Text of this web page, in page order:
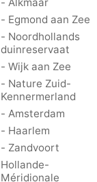
- Egmond aan Zee
- Noordhollands
duinreservaat
- Wijk aan Zee
- Nature Zuid-
Kennermerland
- Amsterdam
- Haarlem
- Zandvoort
Hollande-
Méridionale